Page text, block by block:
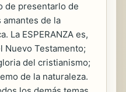
de presentarlo de
amantes de la
La ESPERANZA es,
Nuevo Testamento;
del cristianismo;
de la naturaleza.